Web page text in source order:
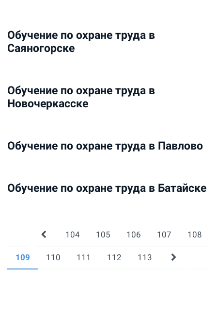
Обучение по охране труда в
Саяногорске
Обучение по охране труда в
Новочеркасске
Обучение по охране труда в Павлово
Обучение по охране труда в Батайске
104 105 106 107 108
109 110 111 112 113